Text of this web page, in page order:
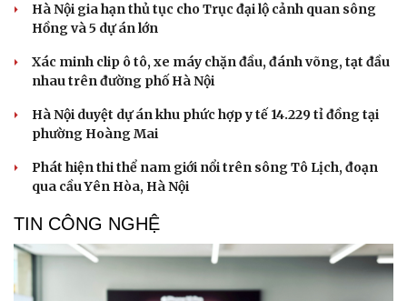
Hà Nội gia hạn thủ tục cho Trục đại lộ cảnh quan sông
Hồng và 5 dự án lớn
Xác minh clip ô tô, xe máy chặn đầu, đánh võng, tạt đầu
nhau trên đường phố Hà Nội
Hà Nội duyệt dự án khu phức hợp y tế 14.229 tỉ đồng tại
phường Hoàng Mai
Phát hiện thi thể nam giới nổi trên sông Tô Lịch, đoạn
qua cầu Yên Hòa, Hà Nội
TIN CÔNG NGHỆ